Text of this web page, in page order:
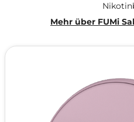
Mehr über FUMi